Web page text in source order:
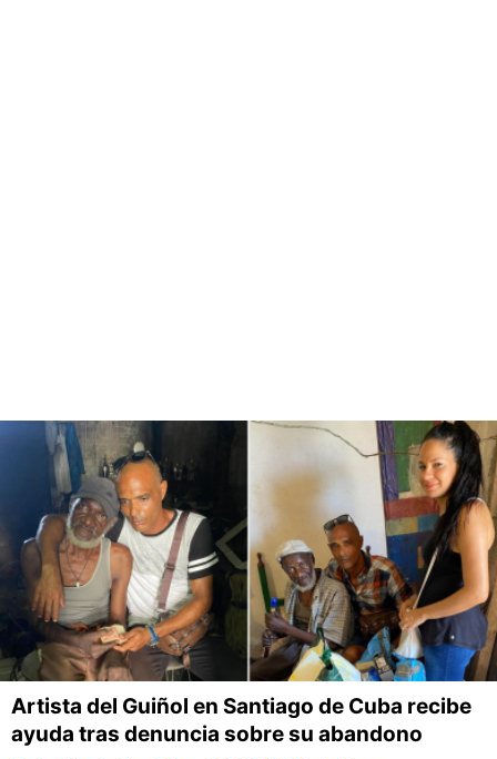
Artista del Guiñol en Santiago de Cuba recibe
ayuda tras denuncia sobre su abandono